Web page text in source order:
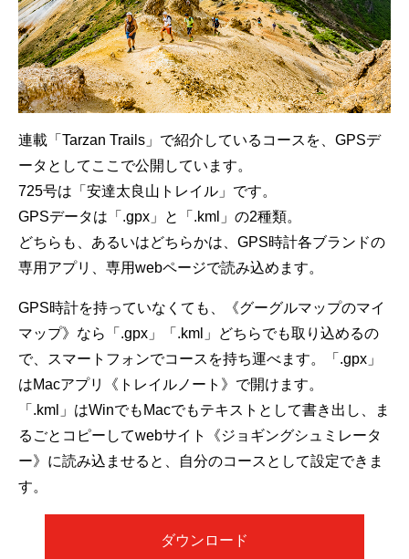
連載「Tarzan Trails」で紹介しているコースを、GPSデ
ータとしてここで公開しています。
725号は「安達太良山トレイル」です。
GPSデータは「.gpx」と「.kml」の2種類。
どちらも、あるいはどちらかは、GPS時計各ブランドの
専用アプリ、専用webページで読み込めます。
GPS時計を持っていなくても、《グーグルマップのマイ
マップ》なら「.gpx」「.kml」どちらでも取り込めるの
で、スマートフォンでコースを持ち運べます。「.gpx」
はMacアプリ《トレイルノート》で開けます。
「.kml」はWinでもMacでもテキストとして書き出し、ま
るごとコピーしてwebサイト《ジョギングシュミレータ
ー》に読み込ませると、自分のコースとして設定できま
す。
ダウンロード